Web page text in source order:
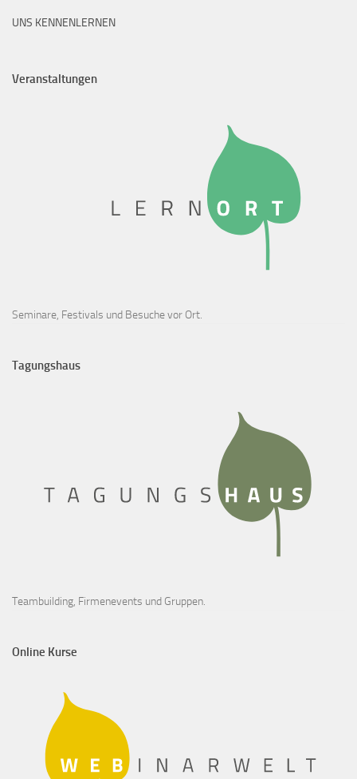
UNS KENNENLERNEN
Veranstaltungen
Seminare, Festivals und Besuche vor Ort.
Tagungshaus
Teambuilding, Firmenevents und Gruppen.
Online Kurse